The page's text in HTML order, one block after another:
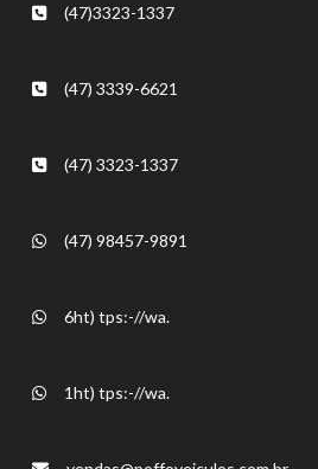
(47)3323-1337
(47) 3339-6621
(47) 3323-1337
(47) 98457-9891
6ht) tps:-//wa.
1ht) tps:-//wa.